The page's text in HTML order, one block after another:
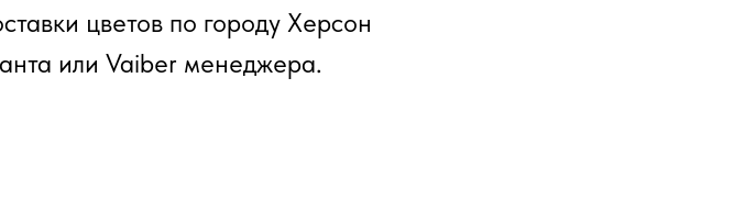
цветов по городу Херсон
или Vaiber менеджера.